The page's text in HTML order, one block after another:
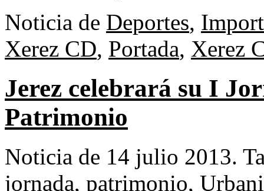
Noticia de Deportes,
Xerez CD, Portada, Xerez
Jerez celebrará su I
Patrimonio
Noticia de 14 julio 2013.
jornada, patrimonio,